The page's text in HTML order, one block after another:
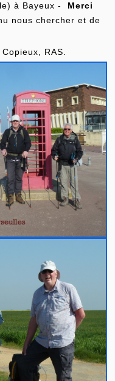
à Bayeux - Merci
nous chercher et de
Copieux, RAS.